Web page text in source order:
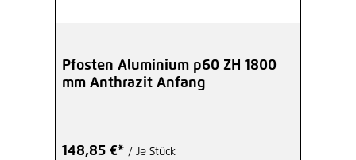
Pfosten Aluminium p60 ZH 1800
mm Anthrazit Anfang
148,85 €* / Je Stück